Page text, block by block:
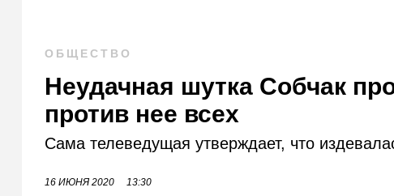
ОБЩЕСТВО
Неудачная шутка Собчак
против нее всех
Сама телеведущая утверждает, что
16 ИЮНЯ 2020 13:30